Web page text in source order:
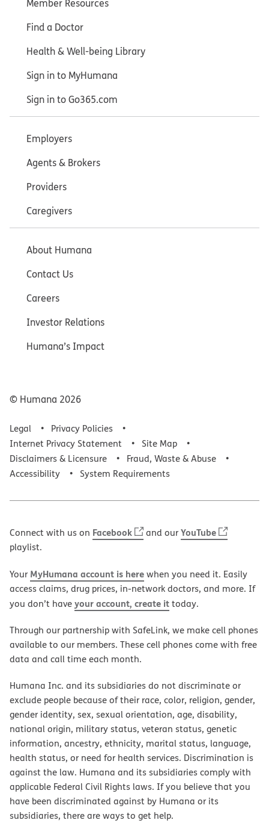
Member Resources
Find a Doctor
Health & Well-being Library
Sign in to MyHumana
Sign in to Go365.com
Employers
Agents & Brokers
Providers
Caregivers
About Humana
Contact Us
Careers
Investor Relations
Humana’s Impact
© Humana 2026
Legal
Privacy Policies
Internet Privacy Statement
Site Map
Disclaimers & Licensure
Fraud, Waste & Abuse
Accessibility
System Requirements
Connect with us on Facebook and ourYouTube
playlist.
Your MyHumana account is herewhen you need it. Easily
access claims, drug prices, in-network doctors, and more. If
you don’t haveyour account, create ittoday.
Through our partnership with SafeLink, we make cell phones
available to our members. These cell phones come with free
data and call time each month.
Humana Inc. and its subsidiaries do not discriminate or
exclude people because of their race, color, religion, gender,
gender identity, sex, sexual orientation, age, disability,
national origin, military status, veteran status, genetic
information, ancestry, ethnicity, marital status, language,
health status, or need for health services. Discrimination is
against the law. Humana and its subsidiaries comply with
applicable Federal Civil Rights laws. If you believe that you
have been discriminated against by Humana or its
subsidiaries, there are ways to get help.